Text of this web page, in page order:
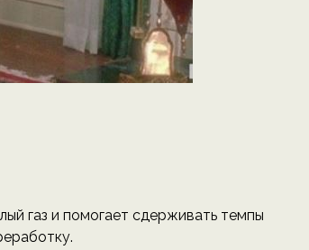
газ и помогает сдерживать темпы